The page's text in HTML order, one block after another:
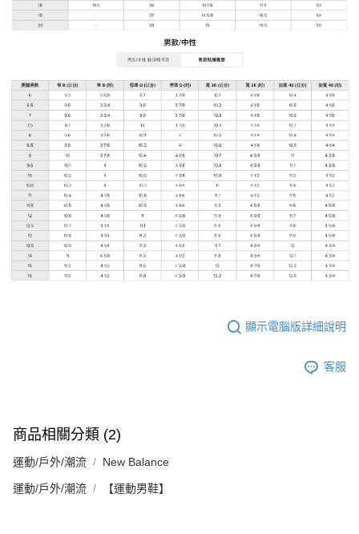
顯示電腦版詳細說明
客服
商品相關分類 (2)
運動/戶外/潮流 New Balance
運動/戶外/潮流 【運動男鞋】